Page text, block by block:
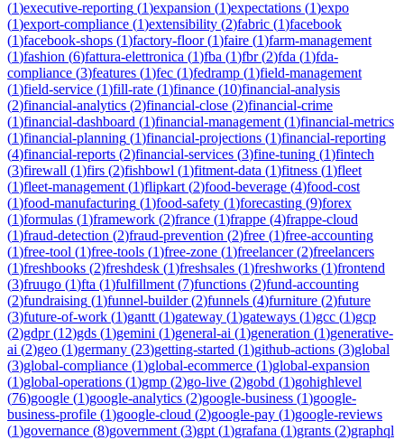
(1)executive-reporting (1)expansion (1)expectations (1)expo
(1)export-compliance (1)extensibility (2)fabric (1)facebook
(1)facebook-shops (1)factory-floor(1)faire (1)farm-management
(1)fashion (6)fattura-elettronica (1)fba (1)fbr(2)fda (1)fda-
compliance (3)features (1)fec (1)fedramp (1)field-management
(1)field-service (1)fill-rate (1)finance (10)financial-analysis
(2)financial-analytics (2)financial-close (2)financial-crime
(1)financial-dashboard (1)financial-management (1)financial-metrics
(1)financial-planning (1)financial-projections (1)financial-reporting
(4)financial-reports (2)financial-services (3)fine-tuning (1)fintech
(3)firewall (1)firs (2)fishbowl (1)fitment-data (1)fitness (1)fleet
(1)fleet-management (1)flipkart (2)food-beverage (4)food-cost
(1)food-manufacturing (1)food-safety (1)forecasting (9)forex
(1)formulas (1)framework (2)france (1)frappe (4)frappe-cloud
(1)fraud-detection (2)fraud-prevention (2)free (1)free-accounting
(1)free-tool (1)free-tools (1)free-zone (1)freelancer(2)freelancers
(1)freshbooks (2)freshdesk (1)freshsales (1)freshworks (1)frontend
(3)fruugo (1)fta (1)fulfillment (7)functions (2)fund-accounting
(2)fundraising (1)funnel-builder(2)funnels (4)furniture (2)future
(3)future-of-work (1)gantt (1)gateway (1)gateways (1)gcc (1)gcp
(2)gdpr(12)gds (1)gemini (1)general-ai (1)generation (1)generative-
ai (2)geo (1)germany (23)getting-started (1)github-actions (3)global
(3)global-compliance (1)global-ecommerce (1)global-expansion
(1)global-operations (1)gmp (2)go-live (2)gobd (1)gohighlevel
(76)google (1)google-analytics (2)google-business (1)google-
business-profile (1)google-cloud (2)google-pay (1)google-reviews
(1)governance (8)government (3)gpt (1)grafana (1)grants (2)graphql